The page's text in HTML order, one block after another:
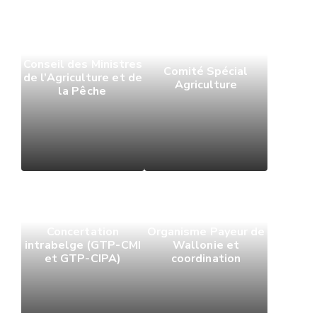
Conseil des Ministres
de l’Agriculture et de
la Pêche
Comité Spécial
Agriculture
Concertation
intrabelge (GTP-CMI
et GTP-CIPA)
Organisme Payeur de
Wallonie et
coordination